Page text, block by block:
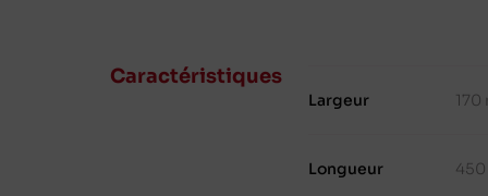
Caractéristiques
Largeur 170
Longueur 450